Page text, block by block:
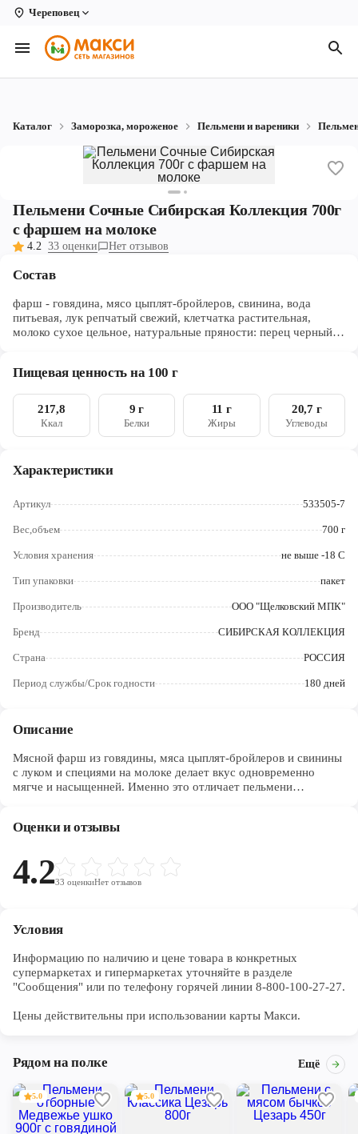
Череповец
Вологда
Архангельск
Коряжма
Котлас
Новодвинск
Рыбинск
Северодвинск
Ярославль
Каталог Заморозка, мороженое Пельмени и вареники
Пельмени Сочные Сибирская Коллекция 700г
с фаршем на молоке
4.2 33 оценки Нет отзывов
Состав
фарш - говядина, мясо цыплят-бройлеров, свинина, вода
питьевая, лук репчатый свежий, клетчатка растительная,
молоко сухое цельное, натуральные пряности: перец черный,
соль
Пищевая ценность на 100 г
217,8
Ккал
9 г
Белки
11 г
Жиры
20,7 г
Углеводы
Характеристики
Артикул 533505-7
Вес,объем 700 г
Условия хранения не выше -18 С
Тип упаковки пакет
Производитель ООО "Щелковский МПК"
Бренд СИБИРСКАЯ КОЛЛЕКЦИЯ
Страна РОССИЯ
Период службы/Срок годности 180 дней
Описание
Мясной фарш из говядины, мяса цыплят-бройлеров и свинины
с луком и специями на молоке делает вкус одновременно
мягче и насыщенней. Именно это отличает пельмени
соблюдение технологии — все для того, чтобы вы получили
Крупный размер особенно понравится мужчинам —
настоящая еда, в которой много начинки.
Оценки и отзывы
4.233 оценкиНет отзывов
Условия
Информацию по наличию и цене товара в конкретных
супермаркетах и гипермаркетах уточняйте в разделе
"Сообщения" или по телефону горячей линии 8-800-100-27-27.
Цены действительны при использовании карты Макси.
Рядом на полке Ещё
5.0 5.0